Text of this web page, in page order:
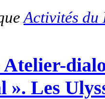
Activités du
Atelier-
». Les